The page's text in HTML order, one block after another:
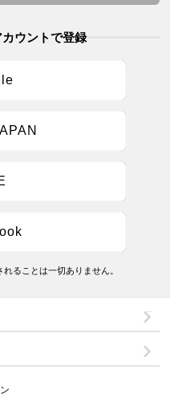
ウントで登録
ることは一切ありません。